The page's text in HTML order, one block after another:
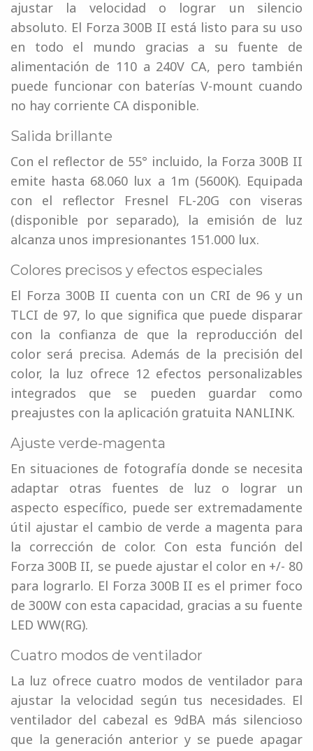
ajustar la velocidad o lograr un silencio
absoluto. El Forza 300B II está listo para su uso
en todo el mundo gracias a su fuente de
alimentación de 110 a 240V CA, pero también
puede funcionar con baterías V-mount cuando
no hay corriente CA disponible.
Salida brillante
Con el reflector de 55° incluido, la Forza 300B II
emite hasta 68.060 lux a 1m (5600K). Equipada
con el reflector Fresnel FL-20G con viseras
(disponible por separado), la emisión de luz
alcanza unos impresionantes 151.000 lux.
Colores precisos y efectos especiales
El Forza 300B II cuenta con un CRI de 96 y un
TLCI de 97, lo que significa que puede disparar
con la confianza de que la reproducción del
color será precisa. Además de la precisión del
color, la luz ofrece 12 efectos personalizables
integrados que se pueden guardar como
preajustes con la aplicación gratuita NANLINK.
Ajuste verde-magenta
En situaciones de fotografía donde se necesita
adaptar otras fuentes de luz o lograr un
aspecto específico, puede ser extremadamente
útil ajustar el cambio de verde a magenta para
la corrección de color. Con esta función del
Forza 300B II, se puede ajustar el color en +/- 80
para lograrlo. El Forza 300B II es el primer foco
de 300W con esta capacidad, gracias a su fuente
LED WW(RG).
Cuatro modos de ventilador
La luz ofrece cuatro modos de ventilador para
ajustar la velocidad según tus necesidades. El
ventilador del cabezal es 9dBA más silencioso
que la generación anterior y se puede apagar